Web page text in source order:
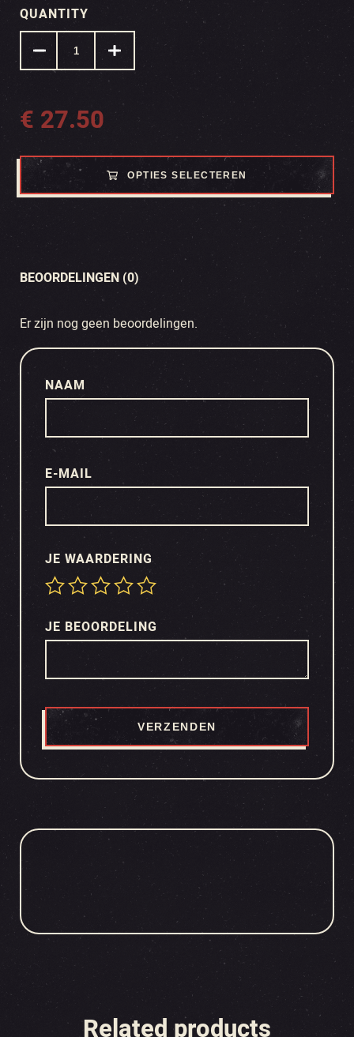
QUANTITY
€ 27.50
OPTIES SELECTEREN
BEOORDELINGEN (0)
Er zijn nog geen beoordelingen.
JE WAARDERING
JE BEOORDELING
NAAM
E-MAIL
Related products